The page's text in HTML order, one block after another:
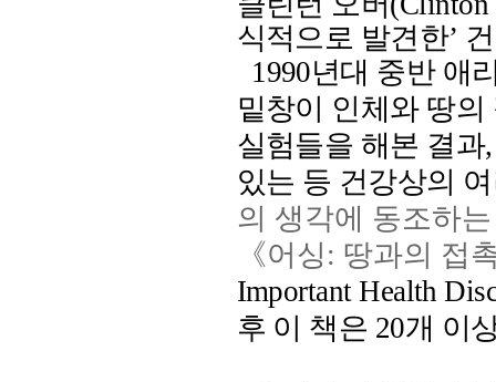
식적으로 발견한’
1990년대 중반 애
밑창이 인체와 땅
실험들을 해본 결과
있는 등 건강상의
의 생각에 동조하
《어싱 : 땅과의 접
Important Health
후 이 책은 20개 이